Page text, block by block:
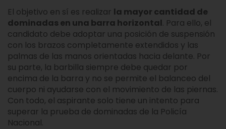
El objetivo en sí es realizar la mayor cantidad de
dominadas en una barra horizontal. Para ello, el
candidato debe adoptar una posición de suspensión
con los brazos completamente extendidos y las
palmas de las manos orientadas hacia delante. Por
su parte, la barbilla siempre debe quedar por
encima de la barra y no se permite el balanceo del
cuerpo ni ayudarse con el movimiento de las piernas.
Con todo, el aspirante solo tiene un intento para
superar la prueba de dominadas de la Policía
Nacional.